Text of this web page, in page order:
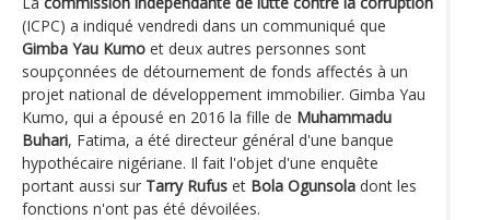
(ICPC) a indiqué vendredi dans un communiqué que
Gimba Yau Kumo et deux autres personnes sont
soupçonnées de détournement de fonds affectés à un
projet national de développement immobilier. Gimba Yau
Kumo, qui a épousé en 2016 la fille de Muhammadu
Buhari, Fatima, a été directeur général d'une banque
hypothécaire nigériane. Il fait l'objet d'une enquête
portant aussi sur Tarry Rufus et Bola Ogunsola dont les
fonctions n'ont pas été dévoilées.